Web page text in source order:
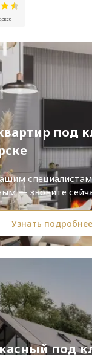
под
— звоните
Узнать подробнее
под